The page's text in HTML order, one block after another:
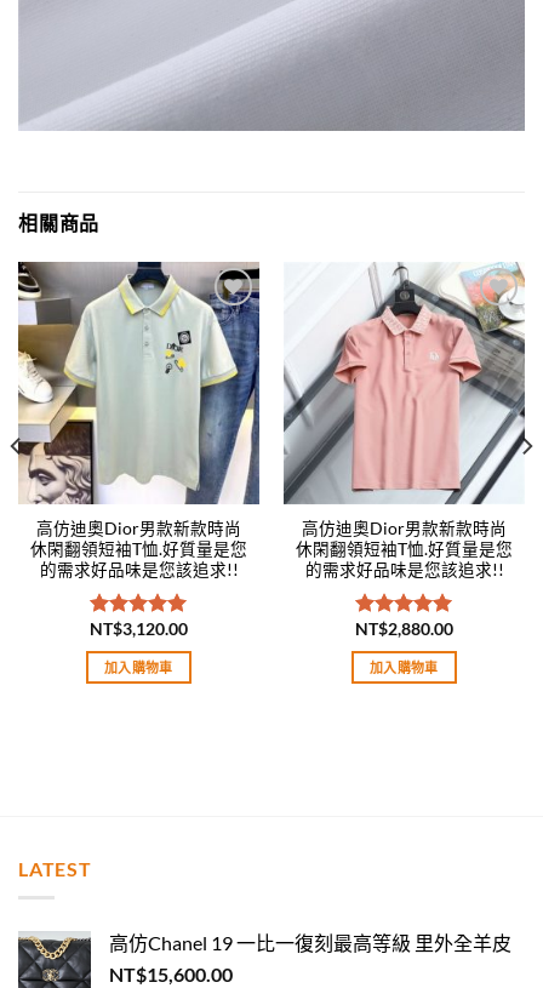
相關商品
Add to
wishlist
高仿迪奧Dior男款新款時尚
休閑翻領短袖T恤.好質量是您
的需求好品味是您該追求!!
評分5.00
滿分 5
NT$3,120.00
加入購物車
Add to
wishlist
高仿迪奧Dior男款新款時尚
休閑翻領短袖T恤.好質量是您
的需求好品味是您該追求!!
評分5.00
滿分 5
NT$2,880.00
加入購物車
LATEST
高仿Chanel 19 一比一復刻最高等級 里外全羊皮
NT$15,600.00